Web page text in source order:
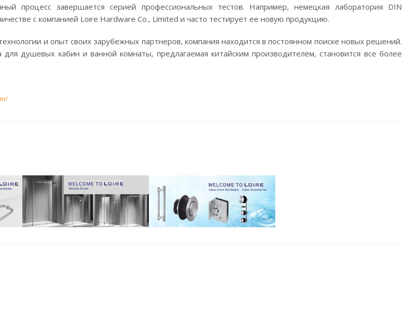
процесс завершается серией профессиональных тестов. Например, немецкая лаборатория DIN
с компанией Loire Hardware Co., Limited и часто тестирует ее новую продукцию.
и опыт своих зарубежных партнеров, компания находится в постоянном поиске новых решений.
душевых кабин и ванной комнаты, предлагаемая китайским производителем, становится все более